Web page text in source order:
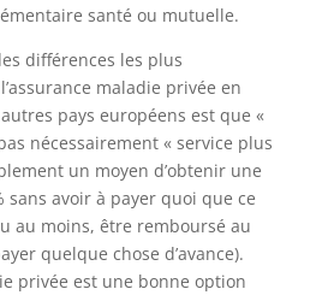
santé ou mutuelle.
différences les plus
maladie privée en
pays européens est que «
nécessairement « service plus
un moyen d’obtenir une
sans avoir à payer quoi que ce
au moins, être remboursé au
quelque chose d’avance).
privée est une bonne option